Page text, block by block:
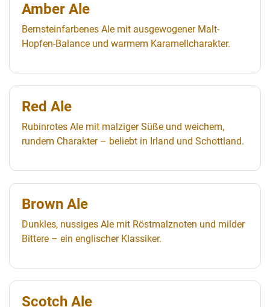
Amber Ale
Bernsteinfarbenes Ale mit ausgewogener Malt-
Hopfen-Balance und warmem Karamellcharakter.
Red Ale
Rubinrotes Ale mit malziger Süße und weichem,
rundem Charakter – beliebt in Irland und Schottland.
Brown Ale
Dunkles, nussiges Ale mit Röstmalznoten und milder
Bittere – ein englischer Klassiker.
Scotch Ale